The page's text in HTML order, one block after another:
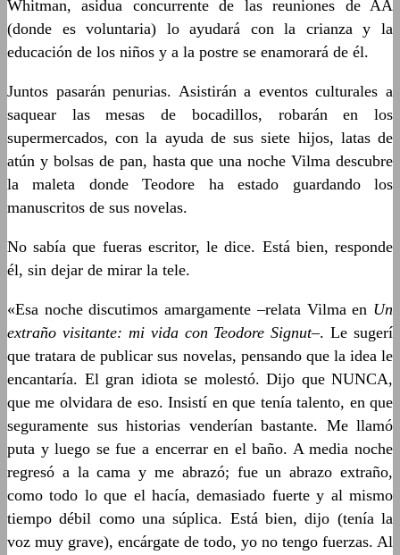
Whitman, asidua concurrente de las reuniones de AA
(donde es voluntaria) lo ayudará con la crianza y la
educación de los niños y a la postre se enamorará de él.
Juntos pasarán penurias. Asistirán a eventos culturales a
saquear las mesas de bocadillos, robarán en los
supermercados, con la ayuda de sus siete hijos, latas de
atún y bolsas de pan, hasta que una noche Vilma descubre
la maleta donde Teodore ha estado guardando los
manuscritos de sus novelas.
No sabía que fueras escritor, le dice. Está bien, responde
él, sin dejar de mirar la tele.
«Esa noche discutimos amargamente –relata Vilma en Un
extraño visitante: mi vida con Teodore Signut–. Le sugerí
que tratara de publicar sus novelas, pensando que la idea le
encantaría. El gran idiota se molestó. Dijo que NUNCA,
que me olvidara de eso. Insistí en que tenía talento, en que
seguramente sus historias venderían bastante. Me llamó
puta y luego se fue a encerrar en el baño. A media noche
regresó a la cama y me abrazó; fue un abrazo extraño,
como todo lo que el hacía, demasiado fuerte y al mismo
tiempo débil como una súplica. Está bien, dijo (tenía la
voz muy grave), encárgate de todo, yo no tengo fuerzas. Al